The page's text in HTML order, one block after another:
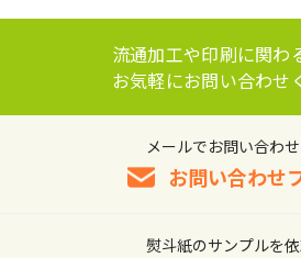
流通加工や印刷に関わ
お気軽にお問い合わせ
メールでお問い合わ
お問い合わせ
熨斗紙のサンプルを